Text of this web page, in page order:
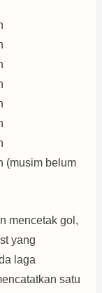
(musim belum
mencetak gol,
yang
laga
satu